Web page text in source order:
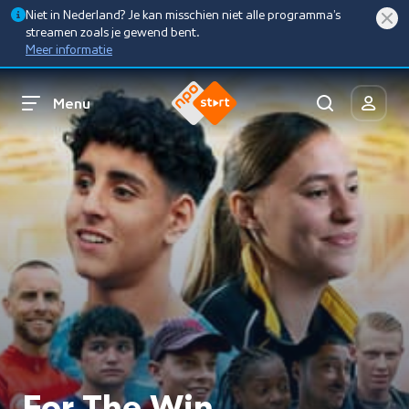
Niet in Nederland? Je kan misschien niet alle programma’s
streamen zoals je gewend bent.
Meer informatie
Menu